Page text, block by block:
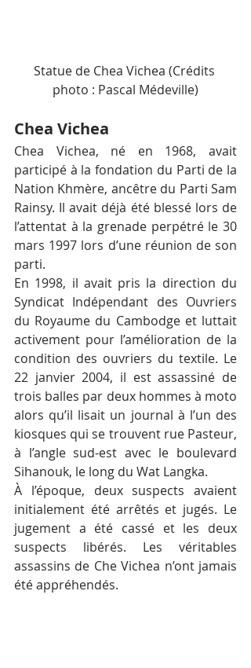
Statue de Chea Vichea (Crédits
photo : Pascal Médeville)
Chea Vichea
Chea Vichea, né en 1968, avait
participé à la fondation du Parti de la
Nation Khmère, ancêtre du Parti Sam
Rainsy. Il avait déjà été blessé lors de
l’attentat à la grenade perpétré le 30
mars 1997 lors d’une réunion de son
parti.
En 1998, il avait pris la direction du
Syndicat Indépendant des Ouvriers
du Royaume du Cambodge et luttait
activement pour l’amélioration de la
condition des ouvriers du textile. Le
22 janvier 2004, il est assassiné de
trois balles par deux hommes à moto
alors qu’il lisait un journal à l’un des
kiosques qui se trouvent rue Pasteur,
à l’angle sud-est avec le boulevard
Sihanouk, le long du Wat Langka.
À l’époque, deux suspects avaient
initialement été arrêtés et jugés. Le
jugement a été cassé et les deux
suspects libérés. Les véritables
assassins de Che Vichea n’ont jamais
été appréhendés.